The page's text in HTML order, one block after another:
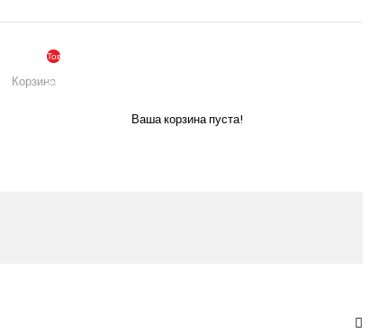
Корзина
Товаров:
(По
Ваша корзина пуста!